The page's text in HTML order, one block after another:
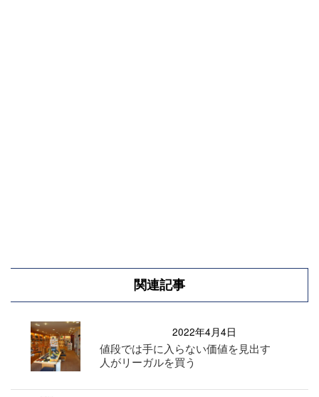
関連記事
2022年4月4日
値段では手に入らない価値を見出す
人がリーガルを買う